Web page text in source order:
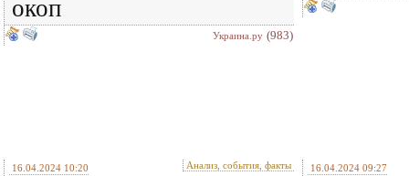
окоп
Украина.ру (983)
16.04.2024 10:20 Анализ, события, факты 16.04.2024 09:27